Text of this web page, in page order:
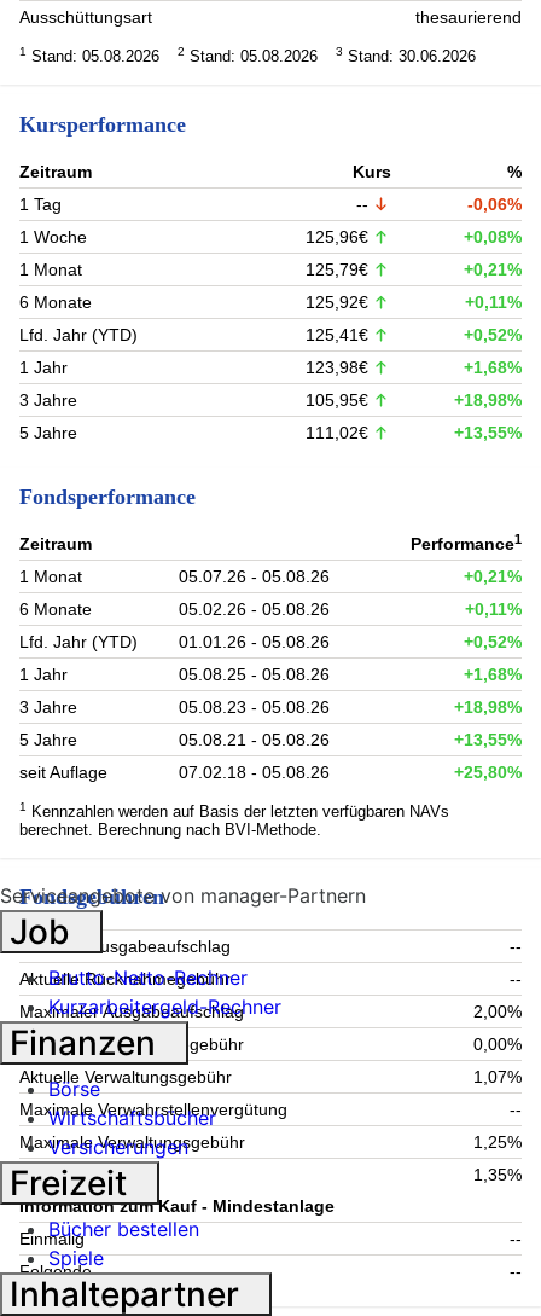
Ausschüttungsart thesaurierend
1 Stand: 05.08.2026 2 Stand: 05.08.2026 3 Stand: 30.06.2026
Kursperformance
Zeitraum Kurs
%
1 Tag
--
-0,06%
1 Woche
125,96€
+0,08%
1 Monat
125,79€
+0,21%
6 Monate
125,92€
+0,11%
Lfd. Jahr (YTD)
125,41€
+0,52%
1 Jahr
123,98€
+1,68%
3 Jahre
105,95€
+18,98%
5 Jahre
111,02€ +13,55%
Fondsperformance
Zeitraum Performance1
1 Monat 05.07.26 - 05.08.26
+0,21%
6 Monate
05.02.26 - 05.08.26
+0,11%
Lfd. Jahr (YTD)
01.01.26 - 05.08.26
+0,52%
1 Jahr
05.08.25 - 05.08.26
+1,68%
3 Jahre
05.08.23 - 05.08.26
+18,98%
5 Jahre
05.08.21 - 05.08.26
+13,55%
seit Auflage
07.02.18 - 05.08.26 +25,80%
1
Kennzahlen werden auf Basis der letzten verfügbaren NAVs
berechnet. Berechnung nach BVI-Methode.
Fondsgebühren
Aktueller Ausgabeaufschlag
--
Aktuelle Rücknahmegebühr
--
Maximaler Ausgabeaufschlag
2,00%
Maximale Rücknahmegebühr
0,00%
Aktuelle Verwaltungsgebühr
1,07%
Maximale Verwahrstellenvergütung
--
Maximale Verwaltungsgebühr
1,25%
Laufende Kosten
1,35%
Information zum Kauf - Mindestanlage
Einmalig
--
Folgende
--
Serviceangebote von manager-Partnern
Job
Brutto-Netto-Rechner
Kurzarbeitergeld-Rechner
Finanzen
Börse
Wirtschaftsbücher
Versicherungen
Freizeit
Bücher bestellen
Spiele
Inhaltepartner